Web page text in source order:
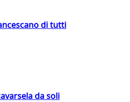
di tutti
da soli